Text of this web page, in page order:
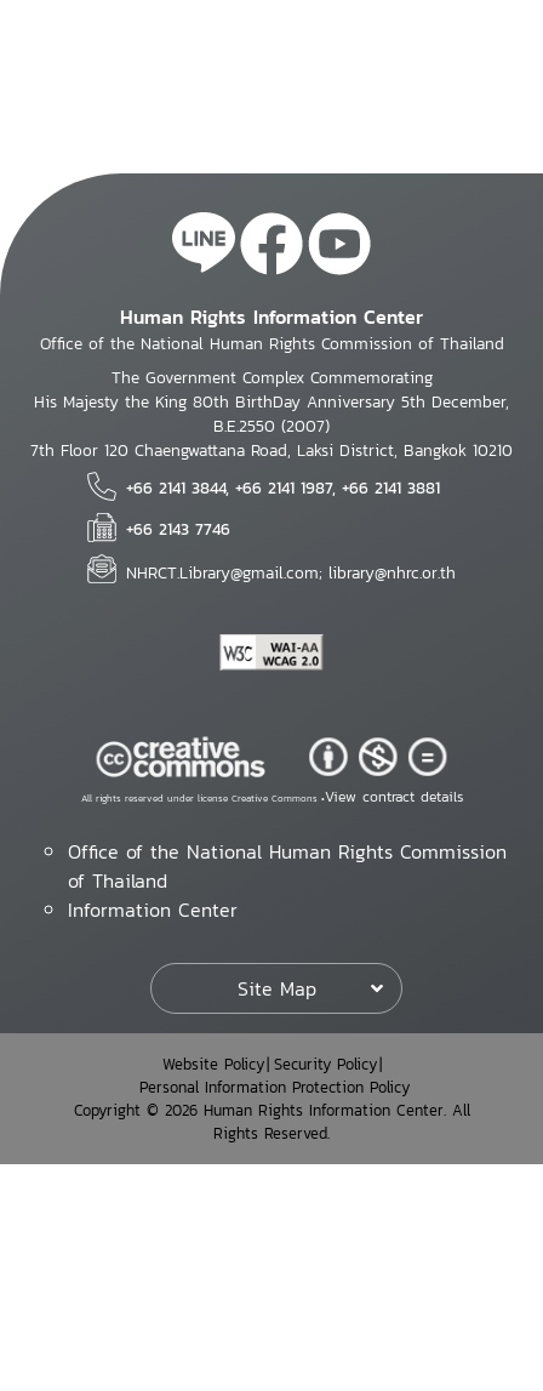
Human Rights Information Center
Office of the National Human Rights Commission of Thailand
The Government Complex Commemorating
His Majesty the King 80th BirthDay Anniversary 5th December,
B.E.2550 (2007)
7th Floor 120 Chaengwattana Road, Laksi District, Bangkok 10210
+66 2141 3844, +66 2141 1987, +66 2141 3881
+66 2143 7746
NHRCT.Library@gmail.com; library@nhrc.or.th
All rights reserved under license Creative Commons •View contract details
Office of the National Human Rights Commission
of Thailand
Information Center
Site Map
Website Policy Security Policy
Personal Information Protection Policy
Copyright © 2026 Human Rights Information Center. All
Rights Reserved.